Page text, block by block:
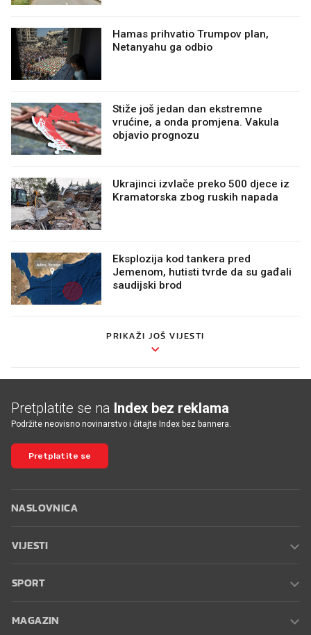
Hamas prihvatio Trumpov plan,
Netanyahu ga odbio
Stiže još jedan dan ekstremne
vrućine, a onda promjena. Vakula
objavio prognozu
Ukrajinci izvlače preko 500 djece iz
Kramatorska zbog ruskih napada
Eksplozija kod tankera pred
Jemenom, hutisti tvrde da su gađali
saudijski brod
PRIKAŽI JOŠ VIJESTI
Pretplatite se na Index bez reklama
Podržite neovisno novinarstvo i čitajte Index bez bannera.
Pretplatite se
NASLOVNICA
VIJESTI
SPORT
MAGAZIN